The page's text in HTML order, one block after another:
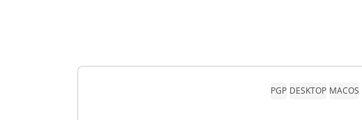
MACOS
DESKTOP
PGP